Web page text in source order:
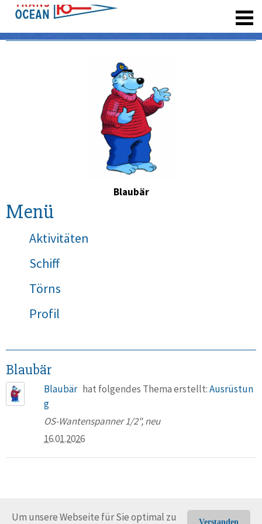
Verstanden
Um unsere Webseite für Sie optimal zu
Blaubär
Menü
Aktivitäten
Schiff
Törns
Profil
Blaubär
Blaubär hat folgendes Thema erstellt:Ausrüstun
g
OS-Wantenspanner 1/2", neu
16.01.2026